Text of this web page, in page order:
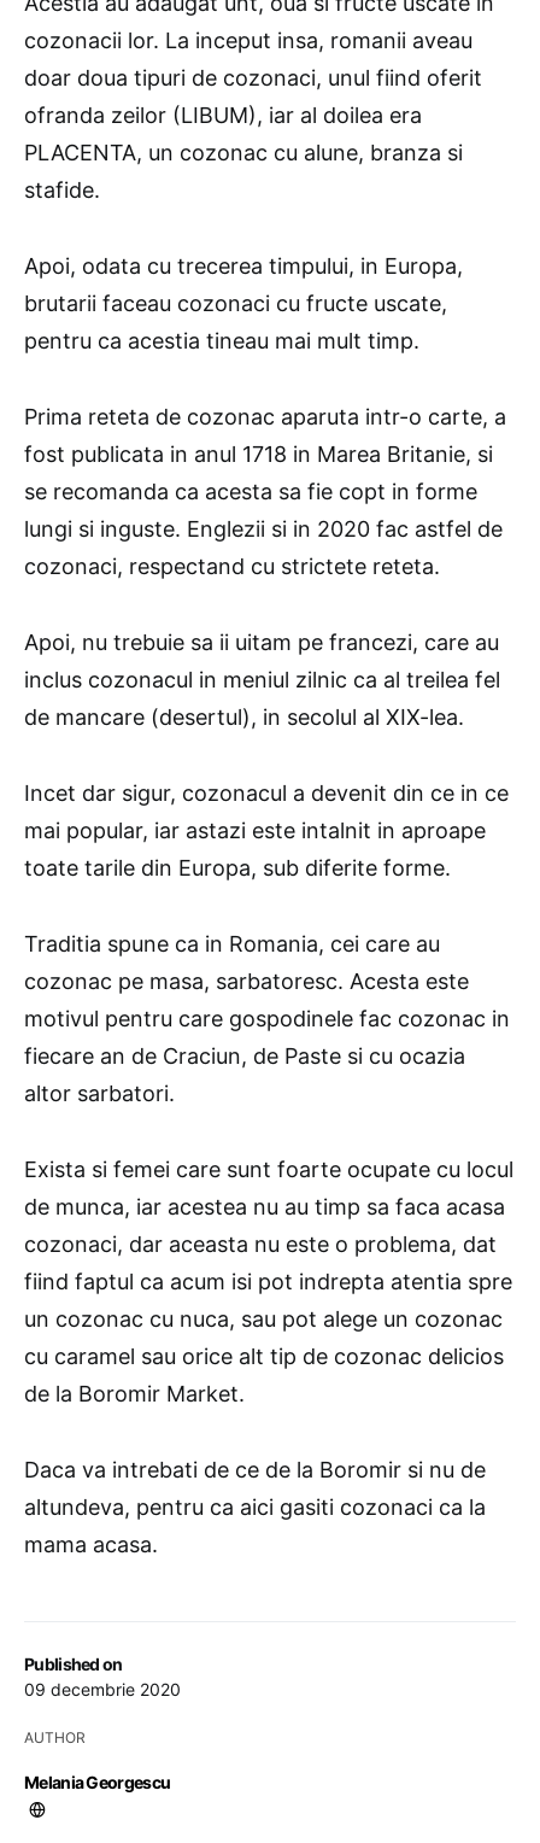
Published on
09 decembrie 2020
AUTHOR
Melania Georgescu
cozonacii lor. La inceput insa, romanii aveau
doar doua tipuri de cozonaci, unul fiind oferit
ofranda zeilor (LIBUM), iar al doilea era
PLACENTA, un cozonac cu alune, branza si
stafide.
Apoi, odata cu trecerea timpului, in Europa,
brutarii faceau cozonaci cu fructe uscate,
pentru ca acestia tineau mai mult timp.
Prima reteta de cozonac aparuta intr-o carte, a
fost publicata in anul 1718 in Marea Britanie, si
se recomanda ca acesta sa fie copt in forme
lungi si inguste. Englezii si in 2020 fac astfel de
cozonaci, respectand cu strictete reteta.
Apoi, nu trebuie sa ii uitam pe francezi, care au
inclus cozonacul in meniul zilnic ca al treilea fel
de mancare (desertul), in secolul al XIX-lea.
Incet dar sigur, cozonacul a devenit din ce in ce
mai popular, iar astazi este intalnit in aproape
toate tarile din Europa, sub diferite forme.
Traditia spune ca in Romania, cei care au
cozonac pe masa, sarbatoresc. Acesta este
motivul pentru care gospodinele fac cozonac in
fiecare an de Craciun, de Paste si cu ocazia
altor sarbatori.
Exista si femei care sunt foarte ocupate cu locul
de munca, iar acestea nu au timp sa faca acasa
cozonaci, dar aceasta nu este o problema, dat
fiind faptul ca acum isi pot indrepta atentia spre
un cozonac cu nuca, sau pot alege un cozonac
cu caramel sau orice alt tip de cozonac delicios
de la Boromir Market.
Daca va intrebati de ce de la Boromir si nu de
altundeva, pentru ca aici gasiti cozonaci ca la
mama acasa.